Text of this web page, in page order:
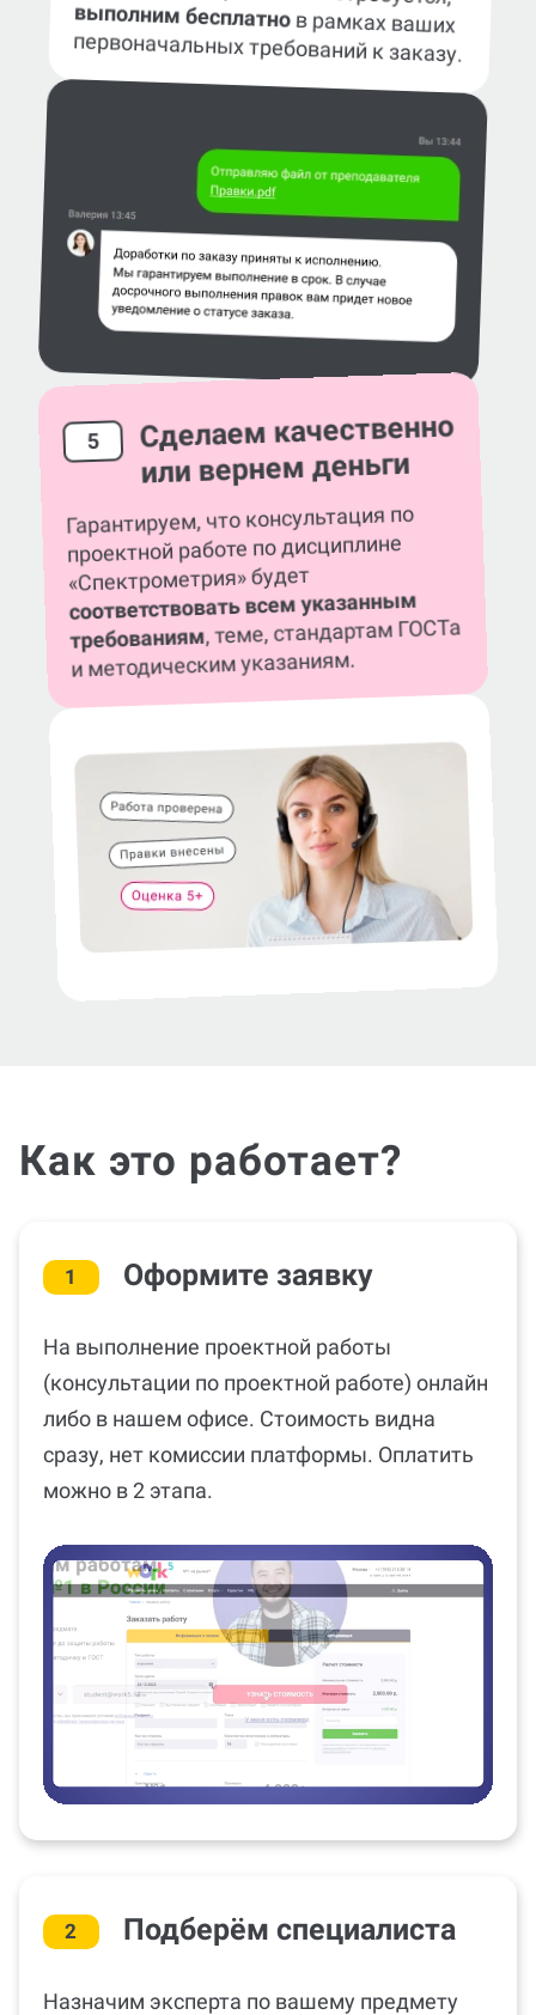
выполним бесплатнов рамках ваших
первоначальных требований к заказу.
5 Сделаем качественно
или вернем деньги
Гарантируем, что консультация по
проектной работе по дисциплине
«Спектрометрия» будет
соответствовать всем указанным
требованиям, теме, стандартам ГОСТа
и методическим указаниям.
Как это работает?
1 Оформите заявку
На выполнение проектной работы
(консультации по проектной работе) онлайн
либо в нашем офисе. Стоимость видна
сразу, нет комиссии платформы. Оплатить
можно в 2 этапа.
2 Подберём специалиста
Назначим эксперта по вашему предмету